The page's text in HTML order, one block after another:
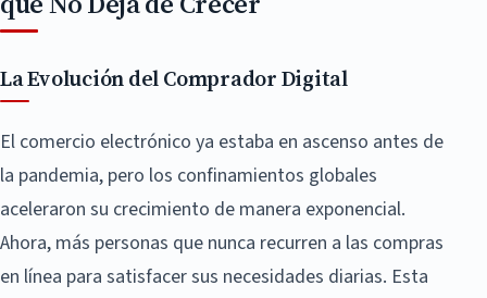
La Evolución del Comprador Digital
El comercio electrónico ya estaba en ascenso antes de
la pandemia, pero los confinamientos globales
aceleraron su crecimiento de manera exponencial.
Ahora, más personas que nunca recurren a las compras
en línea para satisfacer sus necesidades diarias. Esta